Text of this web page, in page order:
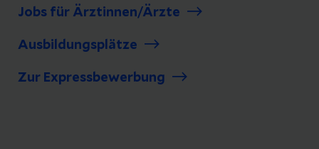
Jobs für Ärztinnen/Ärzte
Ausbildungsplätze
Zur Expressbewerbung